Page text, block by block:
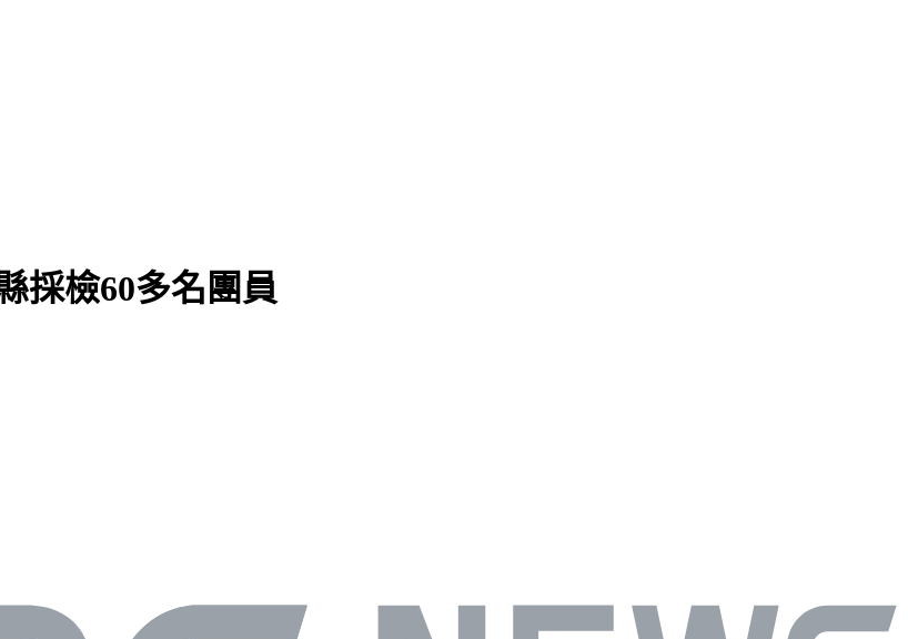
採檢60多名團員